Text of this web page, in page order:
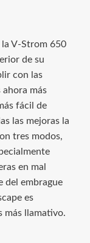
V-Strom 650
de su
con las
más
fácil de
las mejoras la
tres modos,
en mal
del embrague
es
más llamativo.